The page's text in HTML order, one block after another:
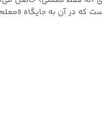
که در آن به جایگاه